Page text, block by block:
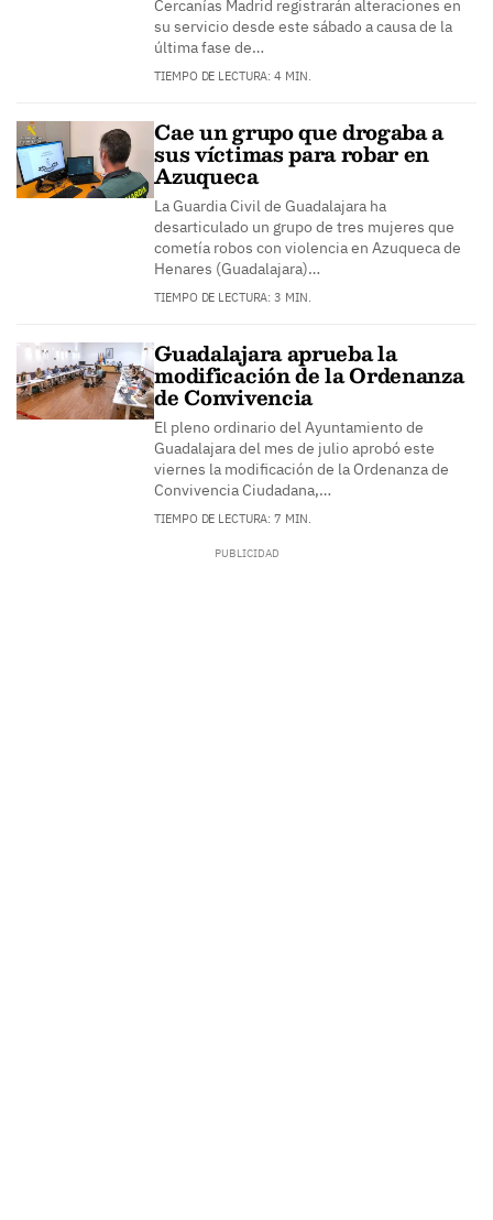
Cercanías Madrid registrarán alteraciones en
su servicio desde este sábado a causa de la
última fase de…
TIEMPO DE LECTURA: 4 MIN.
Cae un grupo que drogaba a
sus víctimas para robar en
Azuqueca
La Guardia Civil de Guadalajara ha
desarticulado un grupo de tres mujeres que
cometía robos con violencia en Azuqueca de
Henares (Guadalajara)…
TIEMPO DE LECTURA: 3 MIN.
Guadalajara aprueba la
modificación de la Ordenanza
de Convivencia
El pleno ordinario del Ayuntamiento de
Guadalajara del mes de julio aprobó este
viernes la modificación de la Ordenanza de
Convivencia Ciudadana,…
TIEMPO DE LECTURA: 7 MIN.